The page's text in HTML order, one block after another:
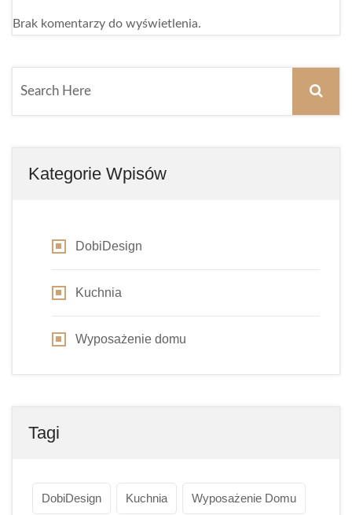
Brak komentarzy do wyświetlenia.
Kategorie Wpisów
DobiDesign
Kuchnia
Wyposażenie domu
Tagi
DobiDesign Kuchnia Wyposażenie Domu